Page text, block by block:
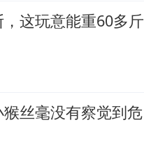
这玩意能重60多斤
丝毫没有察觉到危